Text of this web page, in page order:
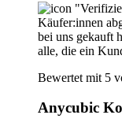
Käufer:innen
bei uns gekauft
alle, die ein
Bewertet mit 5
Anycubic